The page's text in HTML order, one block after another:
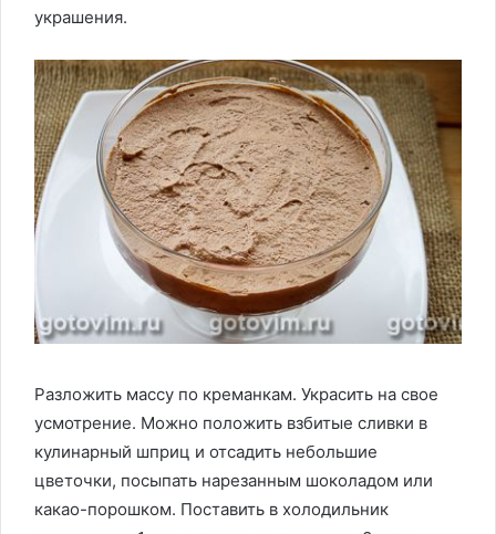
украшения.
Разложить массу по креманкам. Украсить на свое
усмотрение. Можно положить взбитые сливки в
кулинарный шприц и отсадить небольшие
цветочки, посыпать нарезанным шоколадом или
какао-порошком. Поставить в холодильник